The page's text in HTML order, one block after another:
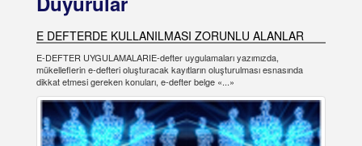
E DEFTERDE KULLANILMASI ZORUNLU ALANLAR
E-DEFTER UYGULAMALARIE-defter uygulamaları yazımızda,
mükelleflerin e-defteri oluşturacak kayıtların oluşturulması esnasında
dikkat etmesi gereken konuları, e-defter belge «...»